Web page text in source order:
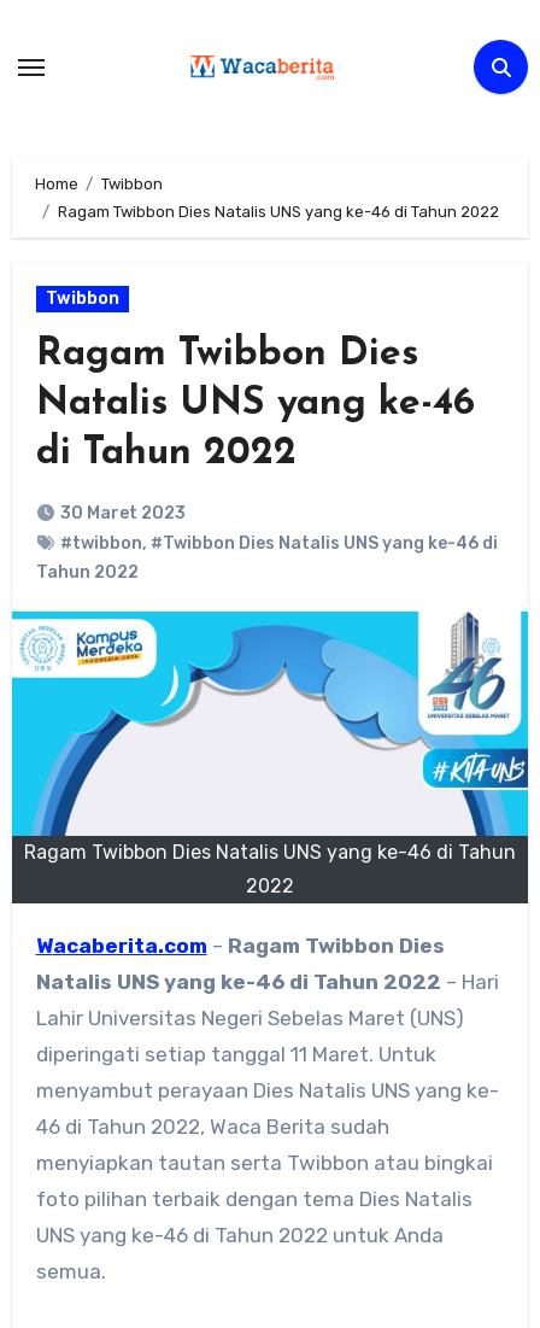
content
Home
Twibbon
Ragam Twibbon Dies Natalis UNS yang ke-46 di Tahun 2022
Twibbon
Ragam Twibbon Dies
Natalis UNS yang ke-46
di Tahun 2022
30 Maret 2023
#twibbon, #Twibbon Dies Natalis UNS yang ke-46 di
Tahun 2022
Ragam Twibbon Dies Natalis UNS yang ke-46 di Tahun
2022
Wacaberita.com – Ragam Twibbon Dies
Natalis UNS yang ke-46 di Tahun 2022 – Hari
Lahir Universitas Negeri Sebelas Maret (UNS)
diperingati setiap tanggal 11 Maret. Untuk
menyambut perayaan Dies Natalis UNS yang ke-
46 di Tahun 2022, Waca Berita sudah
menyiapkan tautan serta Twibbon atau bingkai
foto pilihan terbaik dengan tema Dies Natalis
UNS yang ke-46 di Tahun 2022 untuk Anda
semua.